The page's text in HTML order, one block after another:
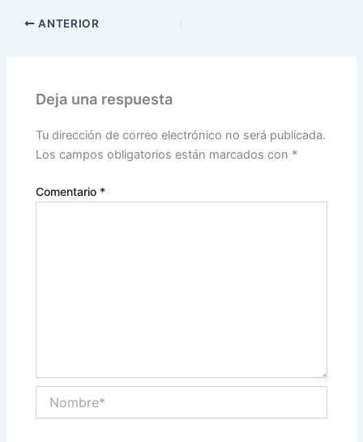
ANTERIOR
Deja una respuesta
Tu dirección de correo electrónico no será publicada.
Los campos obligatorios están marcados con *
Comentario *